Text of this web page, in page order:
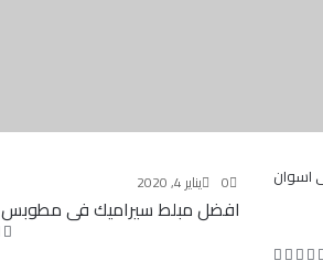
يناير 4, 2020 0
افضل مبلط سيراميك فى مطوبس